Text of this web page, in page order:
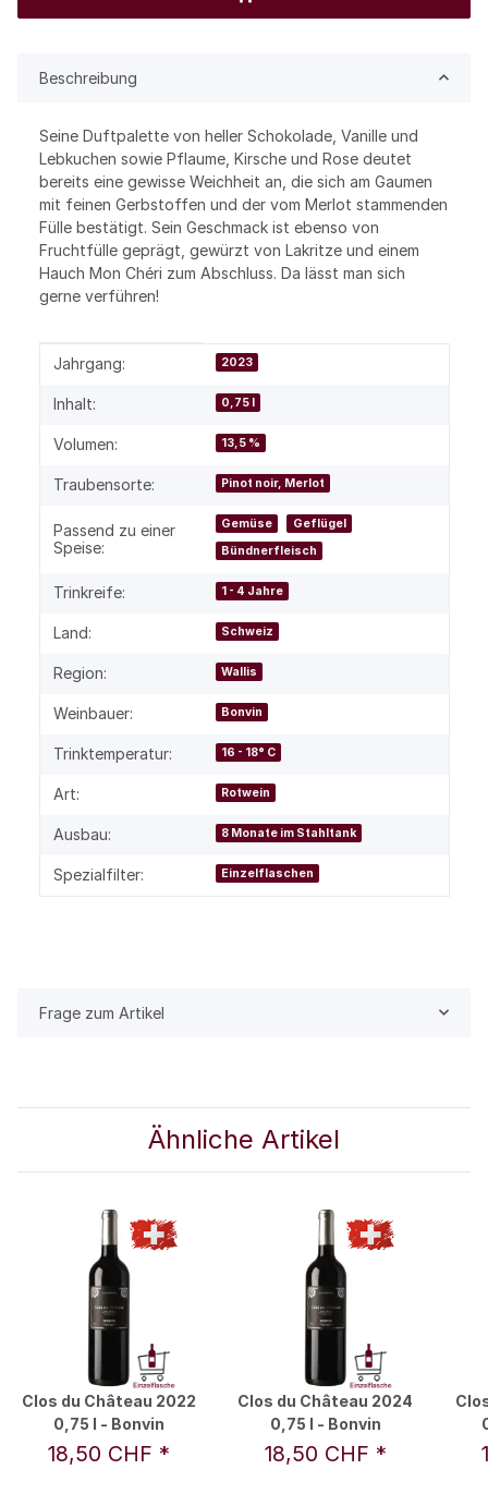
Beschreibung
Seine Duftpalette von heller Schokolade, Vanille und
Lebkuchen sowie Pflaume, Kirsche und Rose deutet
bereits eine gewisse Weichheit an, die sich am Gaumen
mit feinen Gerbstoffen und der vom Merlot stammenden
Fülle bestätigt. Sein Geschmack ist ebenso von
Fruchtfülle geprägt, gewürzt von Lakritze und einem
Hauch Mon Chéri zum Abschluss. Da lässt man sich
gerne verführen!
Produkteigenschaft
Wert
Jahrgang: 2023
Inhalt: 0,75 l
Volumen: 13,5 %
Traubensorte: Pinot noir, Merlot
Passend zu einer
Speise:
Gemüse
Geflügel
Bündnerfleisch
Trinkreife: 1 - 4 Jahre
Land: Schweiz
Region: Wallis
Weinbauer: Bonvin
Trinktemperatur: 16 - 18° C
Art: Rotwein
Ausbau: 8 Monate im Stahltank
Spezialfilter: Einzelflaschen
Frage zum Artikel
Ähnliche Artikel
Clos du Château 2022
0,75 l - Bonvin
18,50 CHF *
Clos du Château 2024
0,75 l - Bonvin
18,50 CHF *